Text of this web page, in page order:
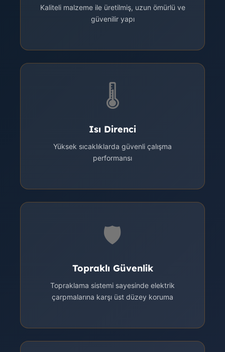
Kaliteli malzeme ile üretilmiş, uzun ömürlü ve
güvenilir yapı
🌡️
Isı Direnci
Yüksek sıcaklıklarda güvenli çalışma
performansı
🛡️
Topraklı Güvenlik
Topraklama sistemi sayesinde elektrik
çarpmalarına karşı üst düzey koruma